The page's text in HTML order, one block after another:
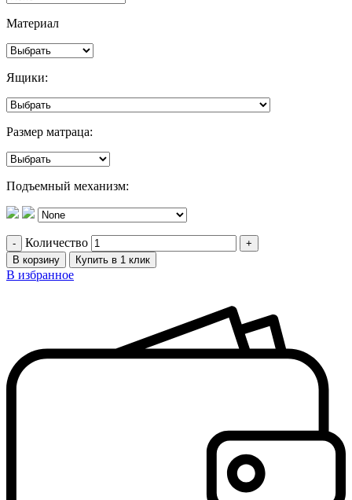
Материал
Ящики:
Размер матраца:
Подъемный механизм:
Количество
В корзину Купить в 1 клик
В избранное